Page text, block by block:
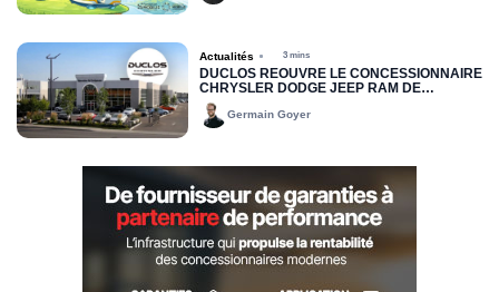
Actualités 3 mins
DUCLOS RÉOUVRE LE CONCESSIONNAIRE
CHRYSLER DODGE JEEP RAM DE
DRUMMONDVILLE
Germain Goyer